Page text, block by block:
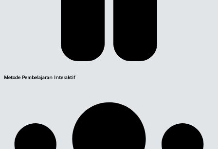
Metode Pembelajaran Interaktif